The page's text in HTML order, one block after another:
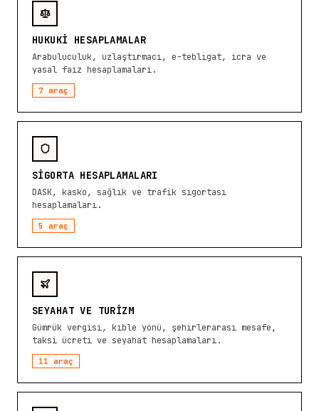
HUKUKI HESAPLAMALAR
Arabuluculuk, uzlaştırmacı, e-tebligat, icra ve
yasal faiz hesaplamaları.
7 araç
SIGORTA HESAPLAMALARI
DASK, kasko, sağlık ve trafik sigortası
hesaplamaları.
5 araç
SEYAHAT VE TURIZM
Gümrük vergisi, kıble yönü, şehirlerarası mesafe,
taksi ücreti ve seyahat hesaplamaları.
11 araç